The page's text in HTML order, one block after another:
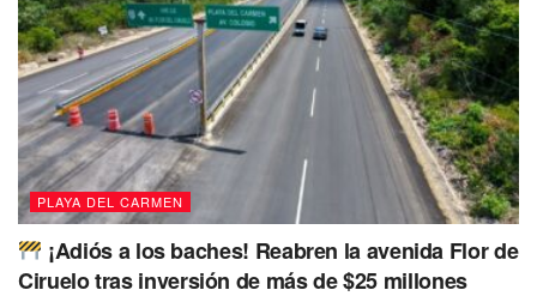
afectadas en el suministro de energía eléctrica debido a
los fuertes vientos de ‘Grace’ que alcanzaron rachas de
160 kilómetros por hora y que provocaron caída de árboles
y afectaciones al cableado.
PLAYA DEL CARMEN
¡Adiós a los baches! Reabren la avenida Flor de
Ciruelo tras inversión de más de $25 millones